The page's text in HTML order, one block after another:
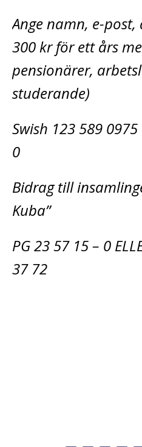
Ange namn, e-post,
300 kr för ett års
pensionärer,
studerande)
Swish 123 589
0
Bidrag till
Kuba”
PG 23 57 15 – 0
37 72